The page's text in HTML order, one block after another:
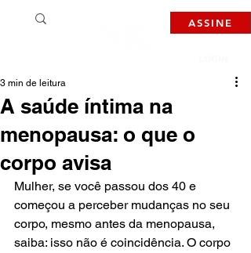
ASSINE
A saúde íntima na
menopausa: o que o
corpo avisa
3 min de leitura
Mulher, se você passou dos 40 e
começou a perceber mudanças no seu
corpo, mesmo antes da menopausa,
saiba: isso não é coincidência. O corpo